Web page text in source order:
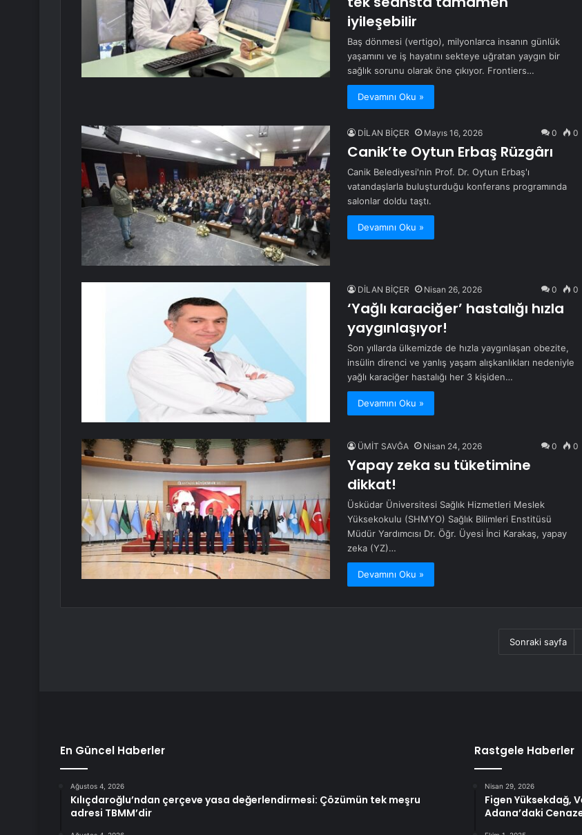
iyileşebilir
Baş dönmesi (vertigo), milyonlarca insanın günlük
yaşamını ve iş hayatını sekteye uğratan yaygın bir
sağlık sorunu olarak öne çıkıyor. Frontiers…
Devamını Oku »
DİLAN BİÇER Mayıs 16, 2026 0 0
Canik’te Oytun Erbaş Rüzgârı
Canik Belediyesi'nin Prof. Dr. Oytun Erbaş'ı
vatandaşlarla buluşturduğu konferans programında
salonlar doldu taştı.
Devamını Oku »
DİLAN BİÇER Nisan 26, 2026 0 0
‘Yağlı karaciğer’ hastalığı hızla
yaygınlaşıyor!
Son yıllarda ülkemizde de hızla yaygınlaşan obezite,
insülin direnci ve yanlış yaşam alışkanlıkları nedeniyle
yağlı karaciğer hastalığı her 3 kişiden…
Devamını Oku »
ÜMİT SAVĞA Nisan 24, 2026 0 0
Yapay zeka su tüketimine
dikkat!
Üsküdar Üniversitesi Sağlık Hizmetleri Meslek
Yüksekokulu (SHMYO) Sağlık Bilimleri Enstitüsü
Müdür Yardımcısı Dr. Öğr. Üyesi İnci Karakaş, yapay
zeka (YZ)…
Devamını Oku »
Sonraki sayfa
En Güncel Haberler
Ağustos 4, 2026
Kılıçdaroğlu’ndan çerçeve yasa değerlendirmesi: Çözümün tek meşru
adresi TBMM’dir
Rastgele Haberler
Nisan 29, 2026
Figen Yüksekdağ,
Adana’daki